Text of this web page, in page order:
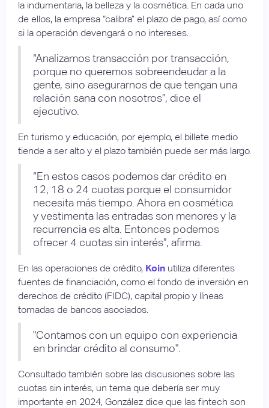
la indumentaria, la belleza y la cosmética. En cada uno
de ellos, la empresa “calibra” el plazo de pago, así como
si la operación devengará o no intereses.
“Analizamos transacción por transacción,
porque no queremos sobreendeudar a la
gente, sino asegurarnos de que tengan una
relación sana con nosotros”, dice el
ejecutivo.
En turismo y educación, por ejemplo, el billete medio
tiende a ser alto y el plazo también puede ser más largo.
“En estos casos podemos dar crédito en
12, 18 o 24 cuotas porque el consumidor
necesita más tiempo. Ahora en cosmética
y vestimenta las entradas son menores y la
recurrencia es alta. Entonces podemos
ofrecer 4 cuotas sin interés”, afirma.
En las operaciones de crédito, Koin utiliza diferentes
fuentes de financiación, como el fondo de inversión en
derechos de crédito (FIDC), capital propio y líneas
tomadas de bancos asociados.
"Contamos con un equipo con experiencia
en brindar crédito al consumo".
Consultado también sobre las discusiones sobre las
cuotas sin interés, un tema que debería ser muy
importante en 2024, González dice que las fintech son